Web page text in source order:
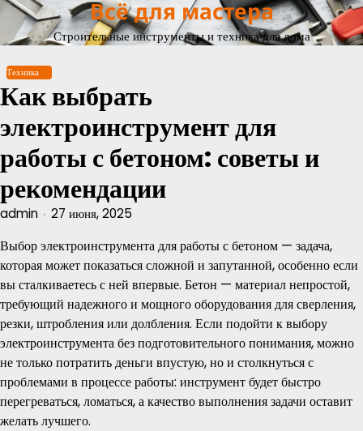
Перейти
содержимому
Всё для мастера
Строительные инструменты и техника для дома
Техника
Как выбрать
электроинструмент для
работы с бетоном: советы и
рекомендации
admin 27 июня, 2025
Выбор электроинструмента для работы с бетоном — задача,
которая может показаться сложной и запутанной, особенно если
вы сталкиваетесь с ней впервые. Бетон — материал непростой,
требующий надежного и мощного оборудования для сверления,
резки, штробления или долбления. Если подойти к выбору
электроинструмента без подготовительного понимания, можно
не только потратить деньги впустую, но и столкнуться с
проблемами в процессе работы: инструмент будет быстро
перегреваться, ломаться, а качество выполнения задачи оставит
желать лучшего.